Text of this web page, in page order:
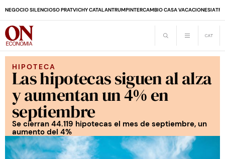
NEGOCIO SILENCIOSO PRATVICHY CATALANTRUMPINTERCAMBIO CASA VACACIONESIA
HIPOTECA
Las hipotecas siguen al alza
y aumentan un 4% en
septiembre
Se cierran 44.119 hipotecas el mes de septiembre, un
aumento del 4%